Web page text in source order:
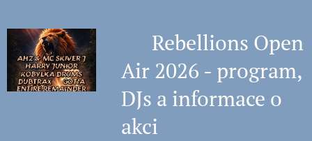
📢 Rebellions Open
Air 2026 - program,
DJs a informace o
akci